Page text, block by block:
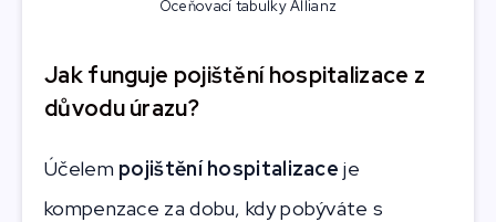
Oceňovací tabulky Allianz
Jak funguje pojištění hospitalizace z
důvodu úrazu?
Účelem pojištění hospitalizaceje
kompenzace za dobu, kdy pobýváte s